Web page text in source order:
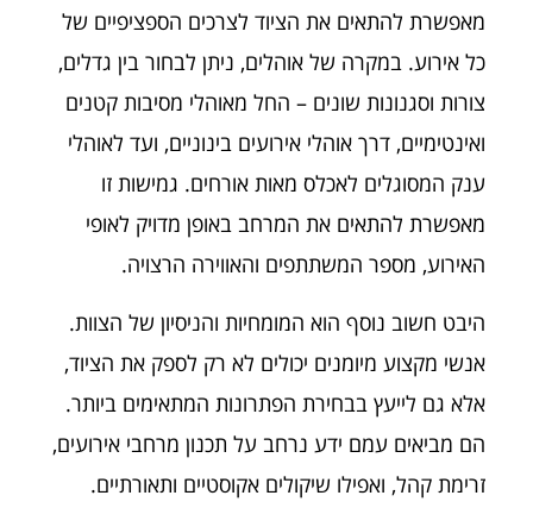
מאפשרת להתאים את הציוד לצרכים הספציפיים של
כל אירוע. במקרה של אוהלים, ניתן לבחור בין גדלים,
צורות וסגנונות שונים – החל מאוהלי מסיבות קטנים
ואינטימיים, דרך אוהלי אירועים בינוניים, ועד לאוהלי
ענק המסוגלים לאכלס מאות אורחים. גמישות זו
מאפשרת להתאים את המרחב באופן מדויק לאופי
האירוע, מספר המשתתפים והאווירה הרצויה.
היבט חשוב נוסף הוא המומחיות והניסיון של הצוות.
אנשי מקצוע מיומנים יכולים לא רק לספק את הציוד,
אלא גם לייעץ בבחירת הפתרונות המתאימים ביותר.
הם מביאים עמם ידע נרחב על תכנון מרחבי אירועים,
זרימת קהל, ואפילו שיקולים אקוסטיים ותאורתיים.